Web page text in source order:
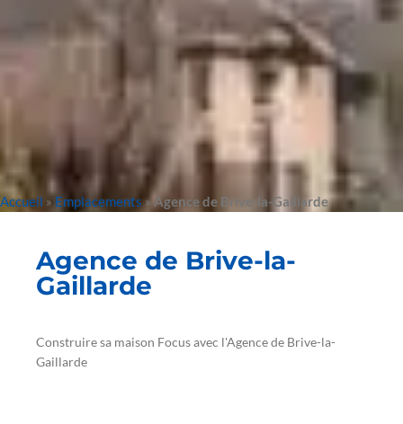
Accueil » Emplacements» Agence de Brive-la-Gaillarde
Agence de Brive-la-
Gaillarde
Construire sa maison Focus avec l'Agence de Brive-la-
Gaillarde